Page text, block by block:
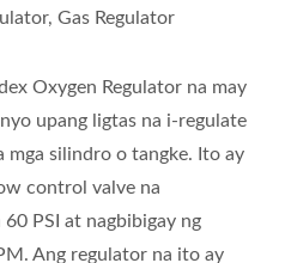
Gas Regulator
Oxygen Regulator na may
upang ligtas na i-regulate
mga silindro o tangke. Ito ay
control valve na
PSI at nagbibigay ng
Ang regulator na ito ay